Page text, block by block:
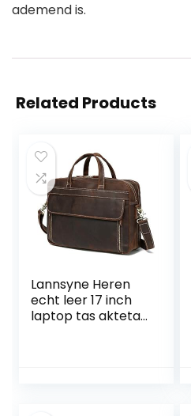
ademend is.
Related Products
Lannsyne Heren
echt leer 17 inch
laptop tas aktetas